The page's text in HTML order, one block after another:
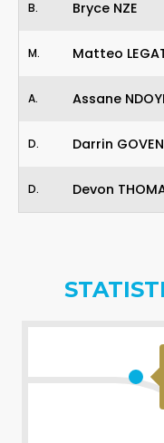
Bryce NZE
B.
Matteo
M.
Assane
A.
Darrin
D.
Devon
D.